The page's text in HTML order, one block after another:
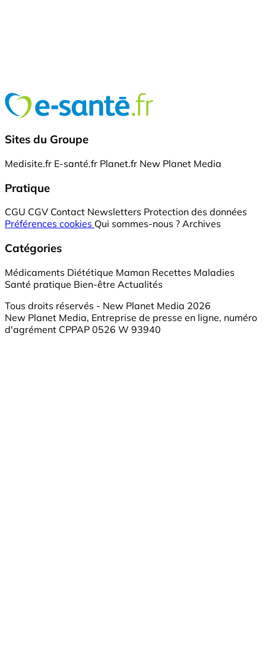
Sites du Groupe
Medisite.fr E-santé.fr Planet.fr New Planet Media
Pratique
CGU CGV Contact Newsletters Protection des données
Préférences cookies Qui sommes-nous ? Archives
Catégories
Médicaments Diététique Maman Recettes Maladies
Santé pratique Bien-être Actualités
Tous droits réservés - New Planet Media 2026
New Planet Media, Entreprise de presse en ligne, numéro
d'agrément CPPAP 0526 W 93940